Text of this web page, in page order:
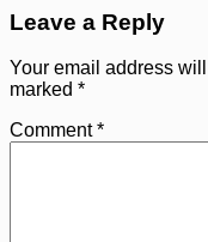
Leave a Reply
Your email address
marked *
Comment*